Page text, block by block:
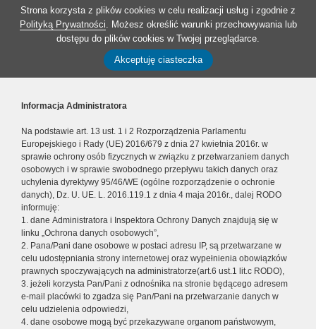
Strona korzysta z plików cookies w celu realizacji usług i zgodnie z
Polityką Prywatności. Możesz określić warunki przechowywania lub
dostępu do plików cookies w Twojej przeglądarce.
Akceptuję ciasteczka
Informacja Administratora
Na podstawie art. 13 ust. 1 i 2 Rozporządzenia Parlamentu
Europejskiego i Rady (UE) 2016/679 z dnia 27 kwietnia 2016r. w
sprawie ochrony osób fizycznych w związku z przetwarzaniem danych
osobowych i w sprawie swobodnego przepływu takich danych oraz
uchylenia dyrektywy 95/46/WE (ogólne rozporządzenie o ochronie
danych), Dz. U. UE. L. 2016.119.1 z dnia 4 maja 2016r., dalej RODO
informuję:
1. dane Administratora i Inspektora Ochrony Danych znajdują się w
linku „Ochrona danych osobowych”,
2. Pana/Pani dane osobowe w postaci adresu IP, są przetwarzane w
celu udostępniania strony internetowej oraz wypełnienia obowiązków
prawnych spoczywających na administratorze(art.6 ust.1 lit.c RODO),
3. jeżeli korzysta Pan/Pani z odnośnika na stronie będącego adresem
e-mail placówki to zgadza się Pan/Pani na przetwarzanie danych w
celu udzielenia odpowiedzi,
4. dane osobowe mogą być przekazywane organom państwowym,